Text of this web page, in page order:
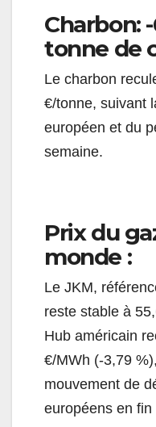
Charbon: -
tonne de
Le charbon
€/tonne, suivant
européen et du
semaine.
Prix du
monde ­:
Le JKM,
reste stable à
Hub américain
€/MWh (-3,79
mouvement de
européens en